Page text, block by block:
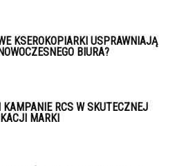
KSEROKOPIARKI USPRAWNIAJĄ
BIURA?
KAMPANIE RCS W SKUTECZNEJ
MARKI